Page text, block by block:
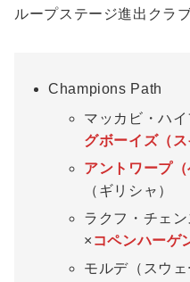
ループステージ進出クラブ
Champions Path
マッカビ・ハ
グボーイズ（ス
アントワープ（
（ギリシャ）
ラクフ・チェ
× コペンハーゲ
モルデ（スウ